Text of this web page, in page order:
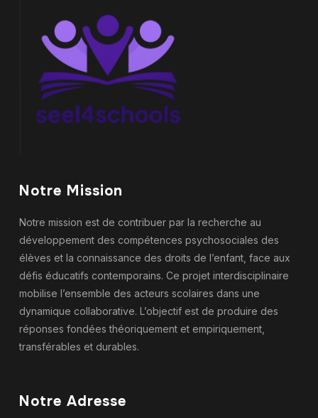
Notre Mission
Notre mission est de contribuer par la recherche au
développement des compétences psychosociales des
élèves et la connaissance des droits de l’enfant, face aux
défis éducatifs contemporains. Ce projet interdisciplinaire
mobilise l’ensemble des acteurs scolaires dans une
dynamique collaborative. L’objectif est de produire des
réponses fondées théoriquement et empiriquement,
transférables et durables.
Notre Adresse